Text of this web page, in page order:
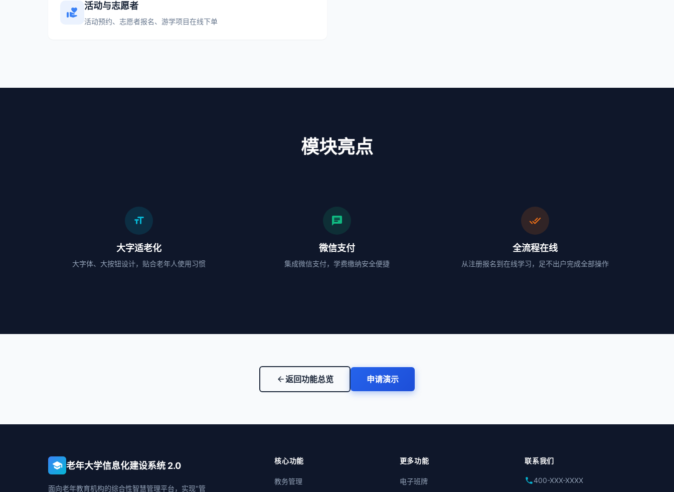
volunteer_activism
活动与志愿者
活动预约、志愿者报名、游学项目在线下单
模块亮点
format_size
大字适老化
大字体、大按钮设计，贴合老年人使用习惯
chat
微信支付
集成微信支付，学费缴纳安全便捷
done_all
全流程在线
从注册报名到在线学习，足不出户完成全部操作
arrow_back返回功能总览 申请演示
school 老年大学信息化建设系统 2.0
面向老年教育机构的综合性智慧管理平台，实现"管
核心功能
教务管理
更多功能
电子班牌
联系我们
phone400-XXX-XXXX